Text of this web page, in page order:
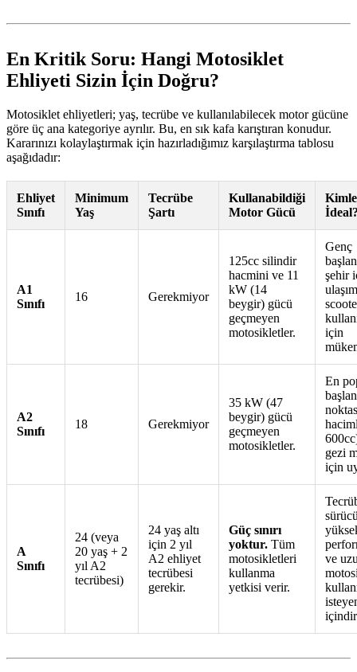
En Kritik Soru: Hangi Motosiklet
Ehliyeti Sizin İçin Doğru?
Motosiklet ehliyetleri; yaş, tecrübe ve kullanılabilecek motor gücüne
göre üç ana kategoriye ayrılır. Bu, en sık kafa karıştıran konudur.
Kararınızı kolaylaştırmak için hazırladığımız karşılaştırma tablosu
aşağıdadır:
Ehliyet
Sınıfı
Minimum
Yaş
Tecrübe
Şartı
Kullanabildiği
Motor Gücü
A1
Sınıfı
16 Gerekmiyor
125cc silindir
hacmini ve 11
kW (14
beygir) gücü
geçmeyen
motosikletler.
Genç
şehir
için
A2
Sınıfı
18 Gerekmiyor
35 kW (47
beygir) gücü
geçmeyen
motosikletler.
En
gezi
için
A
Sınıfı
24 (veya
20 yaş + 2
yıl A2
tecrübesi)
24 yaş altı
için 2 yıl
A2 ehliyet
tecrübesi
gerekir.
Güç sınırı
yoktur. Tüm
motosikletleri
kullanma
yetkisi verir.
ve